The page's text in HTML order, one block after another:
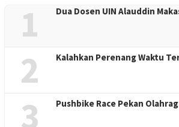
1 Dua Dosen UIN Alauddin
2 Kalahkan Perenang Waktu
3 Pushbike Race Pekan